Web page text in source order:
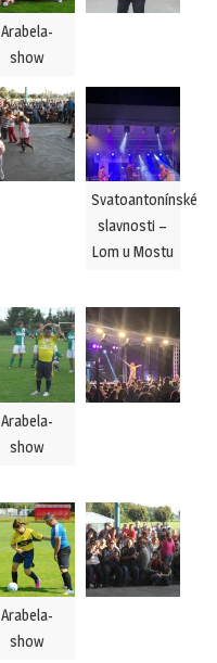
Arabela-
show
Svatoantonínské
slavnosti –
Lom u Mostu
Arabela-
show
Arabela-
show